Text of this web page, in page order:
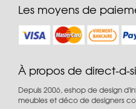
Les moyens de
À propos de direct-d-
Depuis 2006, eshop de design
meubles et déco de designers